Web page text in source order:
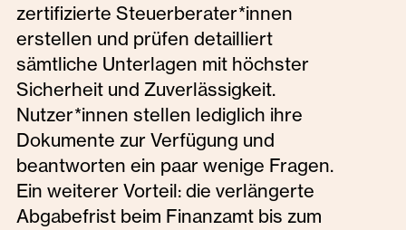
zertifizierte Steuerberater*innen
erstellen und prüfen detailliert
sämtliche Unterlagen mit höchster
Sicherheit und Zuverlässigkeit.
Nutzer*innen stellen lediglich ihre
Dokumente zur Verfügung und
beantworten ein paar wenige Fragen.
Ein weiterer Vorteil: die verlängerte
Abgabefrist beim Finanzamt bis zum